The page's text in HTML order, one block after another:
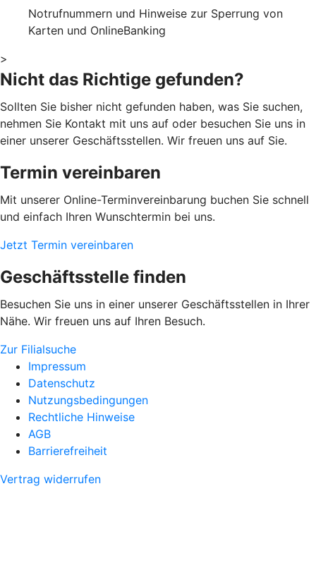
Notrufnummern und Hinweise zur Sperrung von
Karten und OnlineBanking
>
Nicht das Richtige gefunden?
Sollten Sie bisher nicht gefunden haben, was Sie suchen,
nehmen Sie Kontakt mit uns auf oder besuchen Sie uns in
einer unserer Geschäftsstellen. Wir freuen uns auf Sie.
Termin vereinbaren
Mit unserer Online-Terminvereinbarung buchen Sie schnell
und einfach Ihren Wunschtermin bei uns.
Jetzt Termin vereinbaren
Geschäftsstelle finden
Besuchen Sie uns in einer unserer Geschäftsstellen in Ihrer
Nähe. Wir freuen uns auf Ihren Besuch.
Zur Filialsuche
Impressum
Datenschutz
Nutzungsbedingungen
Rechtliche Hinweise
AGB
Barrierefreiheit
Vertrag widerrufen